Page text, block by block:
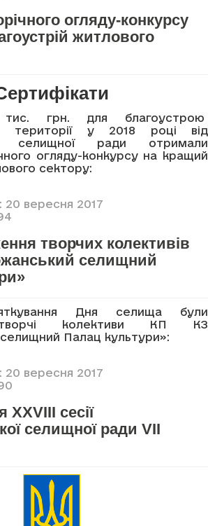
огляду-конкурсу
житлового
грн. для благоустрою
території у 2018 році від
селищної ради отримали
огляду-конкурсу на кращий
сектору:
20 вересня 2017
творчих колективів
селищний
Дня селища були
творчі колективи КП КЗ
Палац культури»:
20 вересня 2017
сесії
селищної ради VІI